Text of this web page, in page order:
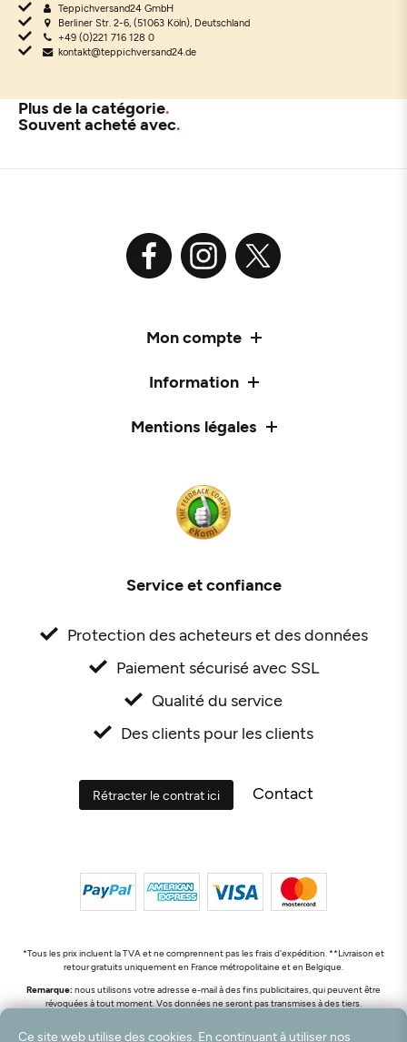
Teppichversand24 GmbH
Berliner Str. 2-6, (51063 Köln), Deutschland
+49 (0)221 716 128 0
kontakt@teppichversand24.de
Plus de la catégorie
Souvent acheté avec
Mon compte
Information
Mentions légales
Service et confiance
Protection des acheteurs et des données
Paiement sécurisé avec SSL
Qualité du service
Des clients pour les clients
Rétracter le contrat ici Contact
*Tous les prix incluent la TVA et ne comprennent pas les frais d'expédition. **Livraison et
retour gratuits uniquement en France métropolitaine et en Belgique.
Remarque:nous utilisons votre adresse e-mail à des fins publicitaires, qui peuvent être
révoquées à tout moment. Vos données ne seront pas transmises à des tiers.
createyourtemplate
Ce site web utilise des cookies. En continuant à utiliser nos